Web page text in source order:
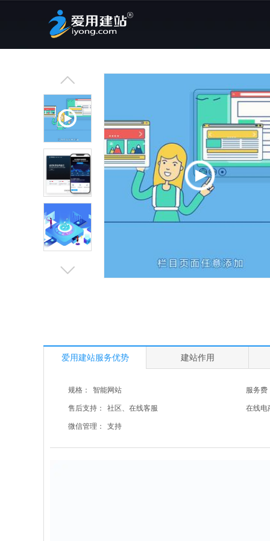
爱用建站服务优势 建站作用
规格： 智能网站 服务费
售后支持： 社区、在线客服 在线电
微信管理： 支持